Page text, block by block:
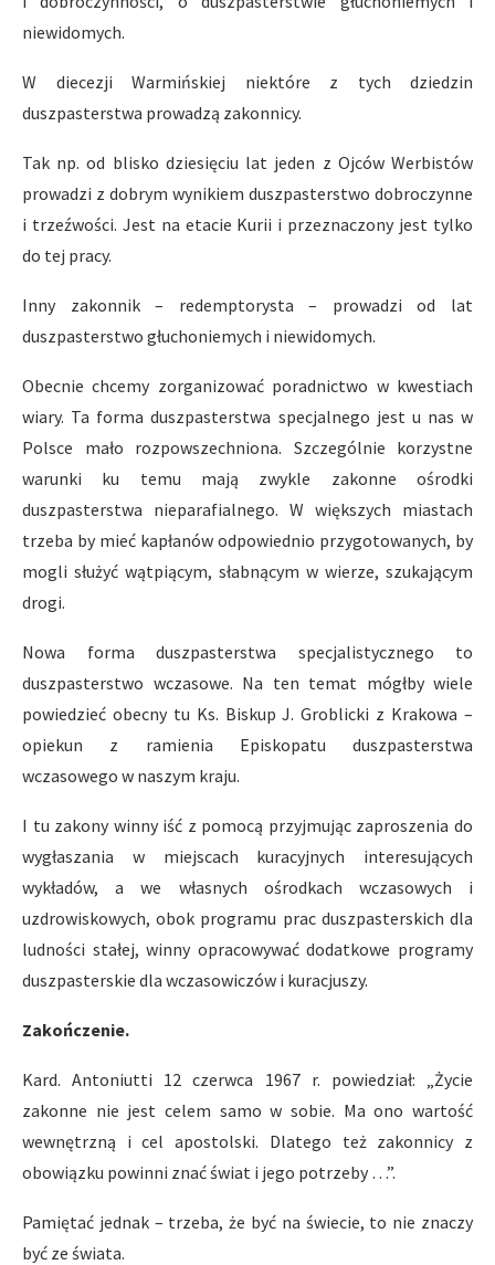
niewidomych.
W diecezji Warmińskiej niektóre z tych dziedzin
duszpasterstwa prowadzą zakonnicy.
Tak np. od blisko dziesięciu lat jeden z Ojców Werbistów
prowadzi z dobrym wynikiem duszpasterstwo dobroczynne
i trzeźwości. Jest na etacie Kurii i przeznaczony jest tylko
do tej pracy.
Inny zakonnik – redemptorysta – prowadzi od lat
duszpasterstwo głuchoniemych i niewidomych.
Obecnie chcemy zorganizować poradnictwo w kwestiach
wiary. Ta forma duszpasterstwa specjalnego jest u nas w
Polsce mało rozpowszechniona. Szczególnie korzystne
warunki ku temu mają zwykle zakonne ośrodki
duszpasterstwa nieparafialnego. W większych miastach
trzeba by mieć kapłanów odpowiednio przygotowanych, by
mogli służyć wątpiącym, słabnącym w wierze, szukającym
drogi.
Nowa forma duszpasterstwa specjalistycznego to
duszpasterstwo wczasowe. Na ten temat mógłby wiele
powiedzieć obecny tu Ks. Biskup J. Groblicki z Krakowa –
opiekun z ramienia Episkopatu duszpasterstwa
wczasowego w naszym kraju.
I tu zakony winny iść z pomocą przyjmując zaproszenia do
wygłaszania w miejscach kuracyjnych interesujących
wykładów, a we własnych ośrodkach wczasowych i
uzdrowiskowych, obok programu prac duszpasterskich dla
ludności stałej, winny opracowywać dodatkowe programy
duszpasterskie dla wczasowiczów i kuracjuszy.
Zakończenie.
Kard. Antoniutti 12 czerwca 1967 r. powiedział: „Życie
zakonne nie jest celem samo w sobie. Ma ono wartość
wewnętrzną i cel apostolski. Dlatego też zakonnicy z
obowiązku powinni znać świat i jego potrzeby …”.
Pamiętać jednak – trzeba, że być na świecie, to nie znaczy
być ze świata.